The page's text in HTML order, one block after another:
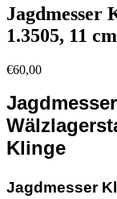
Jagdmesser
1.3505, 11
€60,00
Klinge
Jagdmesser